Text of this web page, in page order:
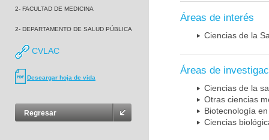
2- FACULTAD DE MEDICINA
2- DEPARTAMENTO DE SALUD PÚBLICA
CVLAC
Descargar hoja de vida
Regresar
Áreas de interés
Ciencias de la
Áreas de
Ciencias de la
Otras ciencias
Biotecnología
Ciencias